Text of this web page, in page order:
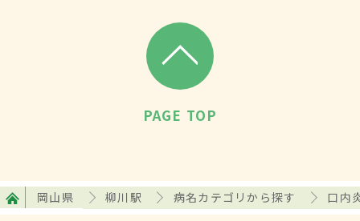
PAGE TOP
岡山県 柳川駅 病名カテゴリから探す 口内